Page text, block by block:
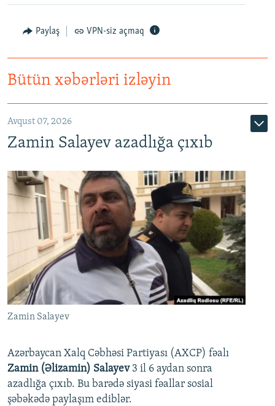
Paylaş VPN-siz açmaq
Bütün xəbərləri izləyin
Avqust 07, 2026
Zamin Salayev azadlığa çıxıb
Zamin Salayev
Azərbaycan Xalq Cəbhəsi Partiyası (AXCP) fəalı
Zamin (Əlizamin) Salayev 3 il 6 aydan sonra
azadlığa çıxıb. Bu barədə siyasi fəallar sosial
şəbəkədə paylaşım ediblər.